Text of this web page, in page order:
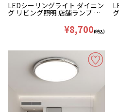
LEDシーリングライト ダイニン
グ リビング照明 店舗ランプ 丸
¥8,700(税込)